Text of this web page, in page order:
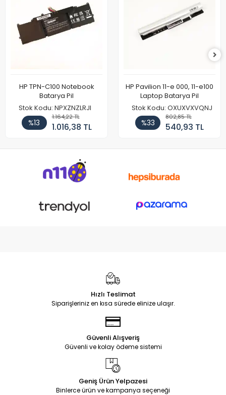
HP TPN-C100 Notebook
Batarya Pil
Stok Kodu: NPXZNZLRJI
%13
1.164,22 TL
1.016,38 TL
HP Pavilion 11-e 000, 11-e100
Laptop Batarya Pil
Stok Kodu: OXUXVXVQNJ
%33
802,85 TL
540,93 TL
Hızlı Teslimat
Siparişleriniz en kısa sürede elinize ulaşır.
Güvenli Alışveriş
Güvenli ve kolay ödeme sistemi
Geniş Ürün Yelpazesi
Binlerce ürün ve kampanya seçeneği